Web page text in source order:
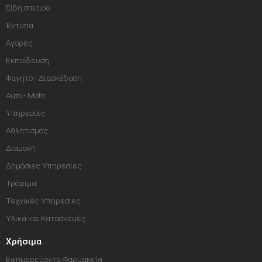
Είδη σπιτιού
Έντυπα
Αγορές
Εκπαίδευση
Φαγητό - Διασκέδαση
Auto - Moto
Υπηρεσίες
Αθλητισμός
Διαμονή
Δημόσιες Υπηρεσίες
Τρόφιμα
Τεχνικές Υπηρεσίες
Υλικά και Κατασκευές
Χρήσιμα
Εφημερεύοντα Φαρμακεία